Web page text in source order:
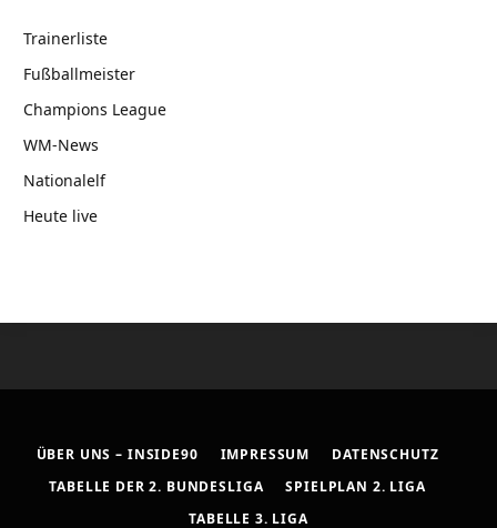
Trainerliste
Fußballmeister
Champions League
WM-News
Nationalelf
Heute live
ÜBER UNS – INSIDE90 IMPRESSUM
DATENSCHUTZ
TABELLE DER 2. BUNDESLIGA
SPIELPLAN 2. LIGA
TABELLE 3. LIGA